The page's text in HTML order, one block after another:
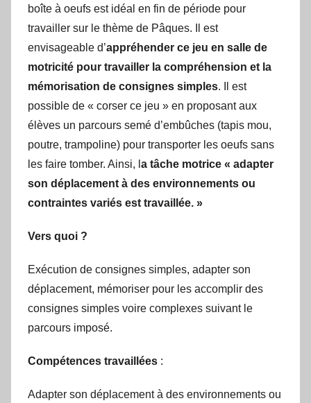
boîte à oeufs est idéal en fin de période pour
travailler sur le thème de Pâques. Il est
envisageable d’appréhender ce jeu en salle de
motricité pour travailler la compréhension et la
mémorisation de consignes simples. Il est
possible de « corser ce jeu » en proposant aux
élèves un parcours semé d’embûches (tapis mou,
poutre, trampoline) pour transporter les oeufs sans
les faire tomber. Ainsi, l a tâche motrice « adapter
son déplacement à des environnements ou
contraintes variés est travaillée. »
Vers quoi ?
Exécution de consignes simples, adapter son
déplacement, mémoriser pour les accomplir des
consignes simples voire complexes suivant le
parcours imposé.
Compétences travaillées :
Adapter son déplacement à des environnements ou